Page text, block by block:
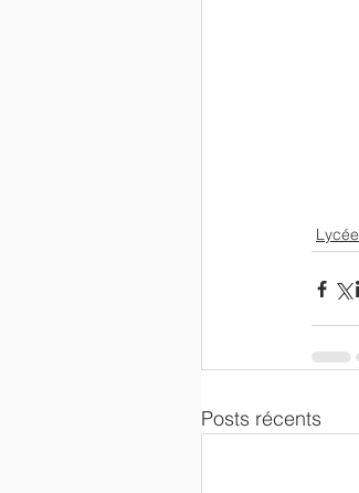
Lycée
Posts récents